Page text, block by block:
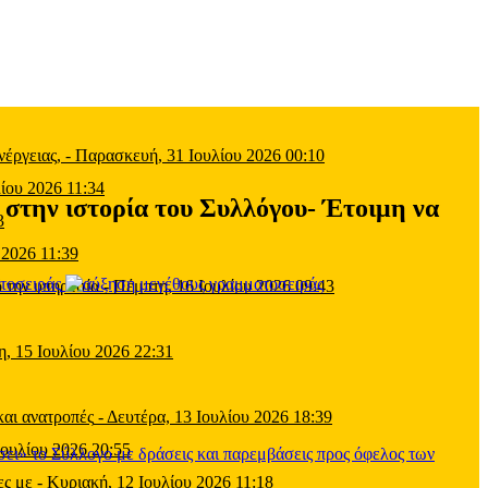
- Παρασκευή, 31 Ιουλίου 2026 00:10
2026 11:34
11:39
υπηρεσία-Πέμπτη, 16 Ιουλίου 2026 09:43
15 Ιουλίου 2026 22:31
ανατροπές -Δευτέρα, 13 Ιουλίου 2026 18:39
2026 20:55
με - Κυριακή, 12 Ιουλίου 2026 11:18
ιστορία του Συλλόγου- Έτοιμη να